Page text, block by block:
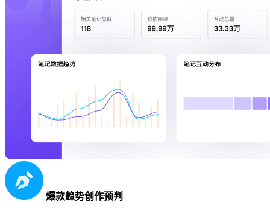
爆款趋势创作预判